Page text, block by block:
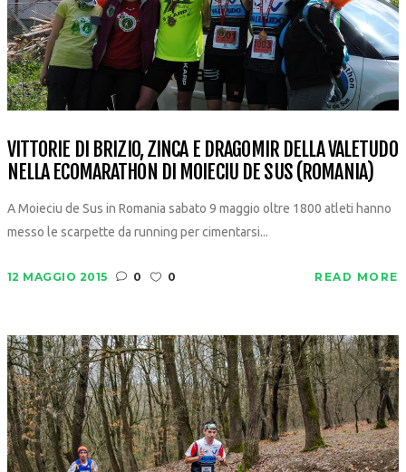
VITTORIE DI BRIZIO, ZINCA E DRAGOMIR DELLA VALETUDO
NELLA ECOMARATHON DI MOIECIU DE SUS (ROMANIA)
A Moieciu de Sus in Romania sabato 9 maggio oltre 1800 atleti hanno
messo le scarpette da running per cimentarsi...
12 MAGGIO 2015 0 0 READ MORE